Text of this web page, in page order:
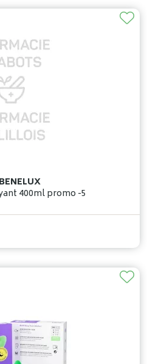
Avene cleanance gel nettoyant 400ml promo -5